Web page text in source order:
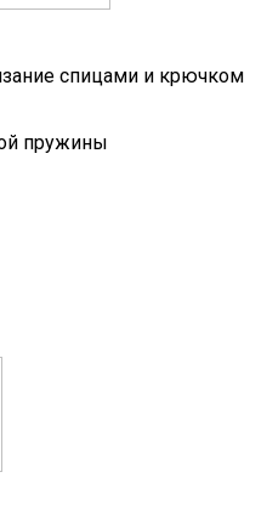
спицами и крючком
пружины